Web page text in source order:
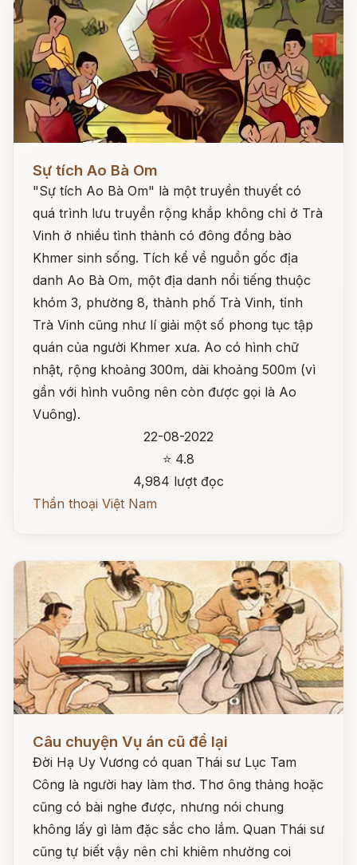
Sự tích Ao Bà Om
"Sự tích Ao Bà Om" là một truyền thuyết có
quá trình lưu truyền rộng khắp không chỉ ở Trà
Vinh ở nhiều tình thành có đông đồng bào
Khmer sinh sống. Tích kể về nguồn gốc địa
danh Ao Bà Om, một địa danh nổi tiếng thuộc
khóm 3, phường 8, thành phố Trà Vinh, tỉnh
Trà Vinh cũng như lí giải một số phong tục tập
quán của người Khmer xưa. Ao có hình chữ
nhật, rộng khoảng 300m, dài khoảng 500m (vì
gần với hình vuông nên còn được gọi là Ao
Vuông).
22-08-2022
⭐ 4.8
4,984 lượt đọc
Thần thoại Việt Nam
Câu chuyện Vụ án cũ để lại
Đời Hạ Uy Vương có quan Thái sư Lục Tam
Công là người hay làm thơ. Thơ ông thảng hoặc
cũng có bài nghe được, nhưng nói chung
không lấy gì làm đặc sắc cho lắm. Quan Thái sư
cũng tự biết vậy nên chỉ khiêm nhường coi